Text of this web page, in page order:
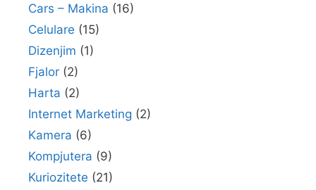
Cars – Makina (16)
Celulare (15)
Dizenjim (1)
Fjalor (2)
Harta (2)
Internet Marketing (2)
Kamera (6)
Kompjutera (9)
Kuriozitete (21)